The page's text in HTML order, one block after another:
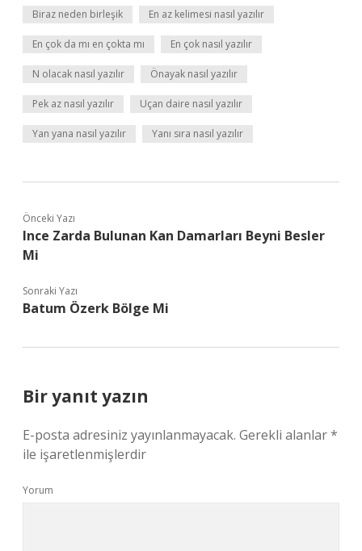
Biraz neden birleşik En az kelimesi nasıl yazılır
En çok da mı en çokta mı En çok nasıl yazılır
N olacak nasıl yazılır Önayak nasıl yazılır
Pek az nasıl yazılır Uçan daire nasıl yazılır
Yan yana nasıl yazılır Yanı sıra nasıl yazılır
Önceki Yazı
Ince Zarda Bulunan Kan Damarları Beyni Besler
Mi
Sonraki Yazı
Batum Özerk Bölge Mi
Bir yanıt yazın
E-posta adresiniz yayınlanmayacak. Gerekli alanlar*
ile işaretlenmişlerdir
Yorum